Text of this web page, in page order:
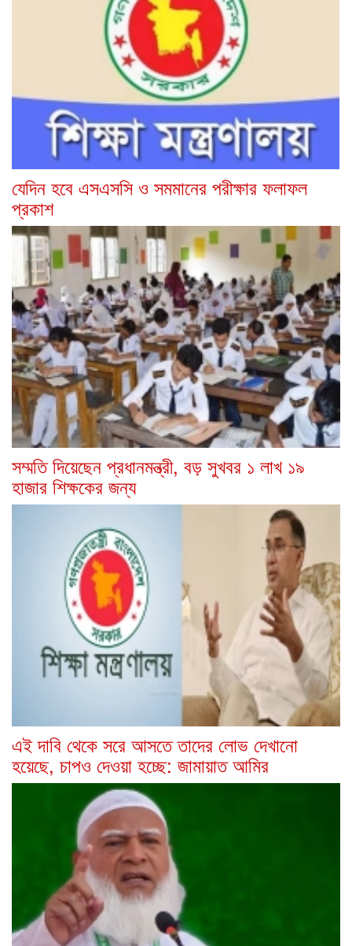
যেদিন হবে এসএসসি ও সমমানের পরীক্ষার ফলাফল
প্রকাশ
সম্মতি দিয়েছেন প্রধানমন্ত্রী, বড় সুখবর ১ লাখ ১৯
হাজার শিক্ষকের জন্য
এই দাবি থেকে সরে আসতে তাদের লোভ দেখানো
হয়েছে, চাপও দেওয়া হচ্ছে: জামায়াত আমির